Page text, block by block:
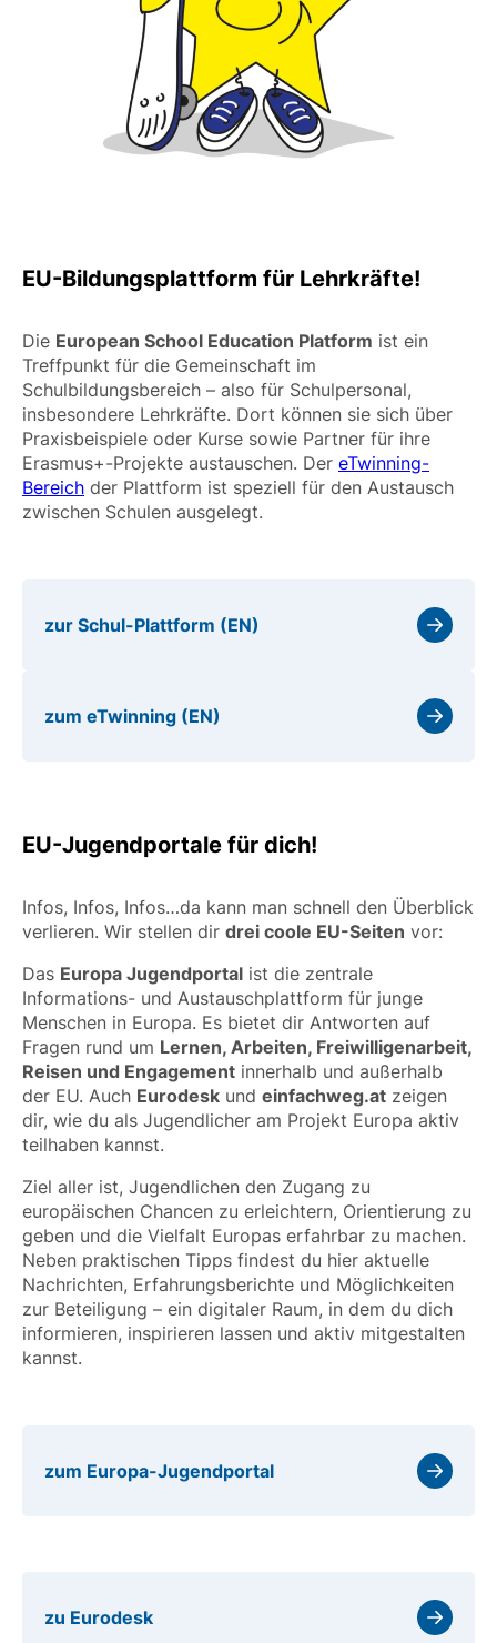
EU-Bildungsplattform für Lehrkräfte!
Die European School Education Platform ist ein
Treffpunkt für die Gemeinschaft im
Schulbildungsbereich – also für Schulpersonal,
insbesondere Lehrkräfte. Dort können sie sich über
Praxisbeispiele oder Kurse sowie Partner für ihre
Erasmus+-Projekte austauschen. Der eTwinning-
Bereich der Plattform ist speziell für den Austausch
zwischen Schulen ausgelegt.
zur Schul-Plattform (EN)
zum eTwinning (EN)
EU-Jugendportale für dich!
Infos, Infos, Infos…da kann man schnell den Überblick
verlieren. Wir stellen dir drei coole EU-Seiten vor:
Das Europa Jugendportal ist die zentrale
Informations- und Austauschplattform für junge
Menschen in Europa. Es bietet dir Antworten auf
Fragen rund um Lernen, Arbeiten, Freiwilligenarbeit,
Reisen und Engagement innerhalb und außerhalb
der EU. Auch Eurodesk und einfachweg.at zeigen
dir, wie du als Jugendlicher am Projekt Europa aktiv
teilhaben kannst.
Ziel aller ist, Jugendlichen den Zugang zu
europäischen Chancen zu erleichtern, Orientierung zu
geben und die Vielfalt Europas erfahrbar zu machen.
Neben praktischen Tipps findest du hier aktuelle
Nachrichten, Erfahrungsberichte und Möglichkeiten
zur Beteiligung – ein digitaler Raum, in dem du dich
informieren, inspirieren lassen und aktiv mitgestalten
kannst.
zum Europa-Jugendportal
zu Eurodesk